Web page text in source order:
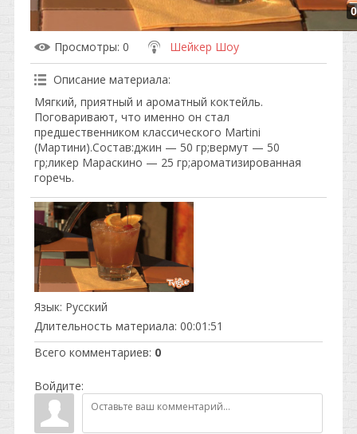
Просмотры: 0 Шейкер Шоу
Описание материала:
Мягкий, приятный и ароматный коктейль.
Поговаривают, что именно он стал
предшественником классического Martini
(Мартини).Состав:джин — 50 гр;вермут — 50
гр;ликер Мараскино — 25 гр;ароматизированная
горечь.
Язык: Русский
Длительность материала: 00:01:51
Всего комментариев: 0
Войдите: